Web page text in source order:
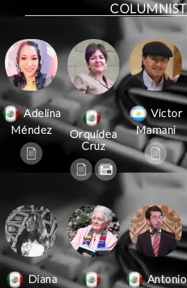
Adelina
Méndez
Orquídea
Cruz
Victor
Mamani
Diana
Antonio